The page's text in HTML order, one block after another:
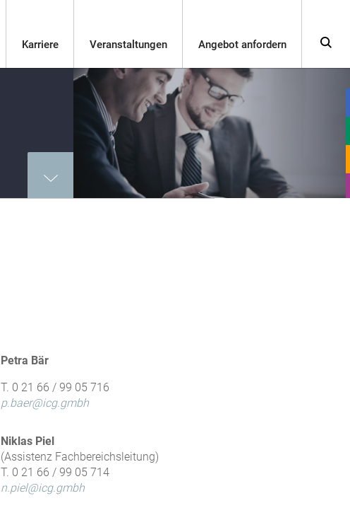
Karriere Veranstaltungen Angebot anfordern
Petra Bär
T. 0 21 66 / 99 05 716
p.baer@icg.gmbh
Niklas Piel
(Assistenz Fachbereichsleitung)
T. 0 21 66 / 99 05 714
n.piel@icg.gmbh